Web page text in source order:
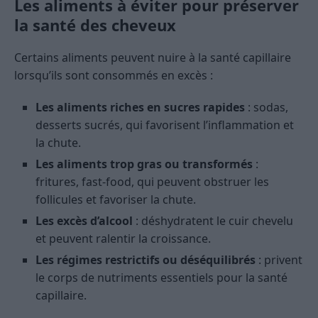
Les aliments à éviter pour préserver
la santé des cheveux
Certains aliments peuvent nuire à la santé capillaire
lorsqu’ils sont consommés en excès :
Les aliments riches en sucres rapides : sodas,
desserts sucrés, qui favorisent l’inflammation et
la chute.
Les aliments trop gras ou transformés :
fritures, fast-food, qui peuvent obstruer les
follicules et favoriser la chute.
Les excès d’alcool : déshydratent le cuir chevelu
et peuvent ralentir la croissance.
Les régimes restrictifs ou déséquilibrés : privent
le corps de nutriments essentiels pour la santé
capillaire.